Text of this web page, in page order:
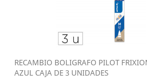
Vista rápida
RECAMBIO BOLIGRAFO PILOT
AZUL CAJA DE 3 UNIDADES